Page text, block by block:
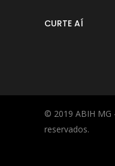
CURTE AÍ
© 2019 ABIH MG
reservados.